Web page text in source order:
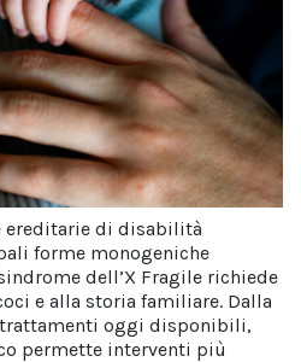
ereditarie di disabilità
forme monogeniche
dell’X Fragile richiede
e alla storia familiare. Dalla
oggi disponibili,
permette interventi più